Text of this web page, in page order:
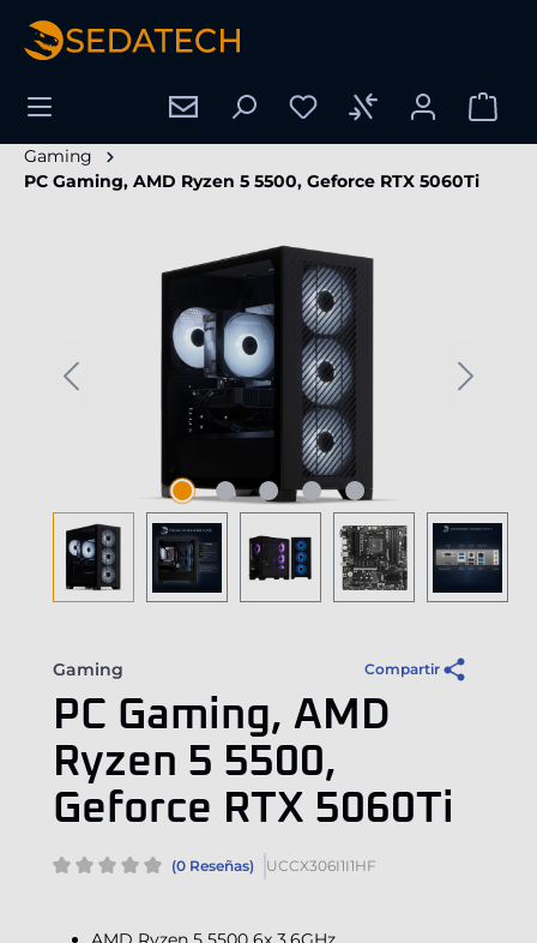
principal
Gaming
PC Gaming, AMD Ryzen 5 5500, Geforce RTX 5060Ti
Omitir galería de imágenes
Gaming Compartir
PC Gaming, AMD
Ryzen 5 5500,
Geforce RTX 5060Ti
(0 Reseñas) UCCX306I1I1HF